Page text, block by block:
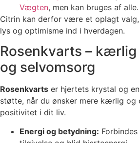
Vægten, men kan bruges af alle.
Citrin kan derfor være et oplagt valg,
lys og optimisme ind i hverdagen.
Rosenkvarts –
og selvomsorg
Rosenkvarts er hjertets krystal og
støtte, når du ønsker mere kærlig og
positivitet i dit liv.
Energi og betydning: